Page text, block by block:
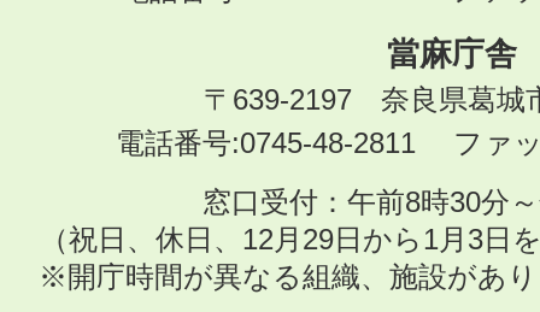
當麻庁舎
〒639-2197 奈良県葛城
電話番号:0745-48-2811 ファ
窓口受付：午前8時30分
（祝日、休日、12月29日から1月3日
※開庁時間が異なる組織、施設があ